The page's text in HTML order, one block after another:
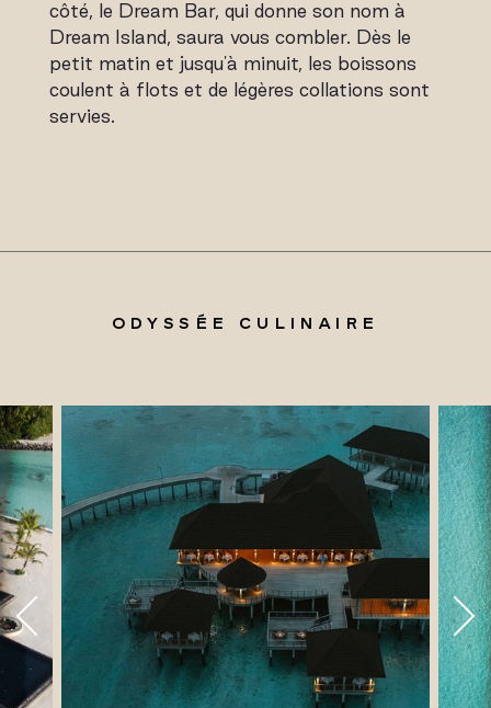
côté, le Dream Bar, qui donne son nom à
Dream Island, saura vous combler. Dès le
petit matin et jusqu'à minuit, les boissons
coulent à flots et de légères collations sont
servies.
ODYSSÉE CULINAIRE